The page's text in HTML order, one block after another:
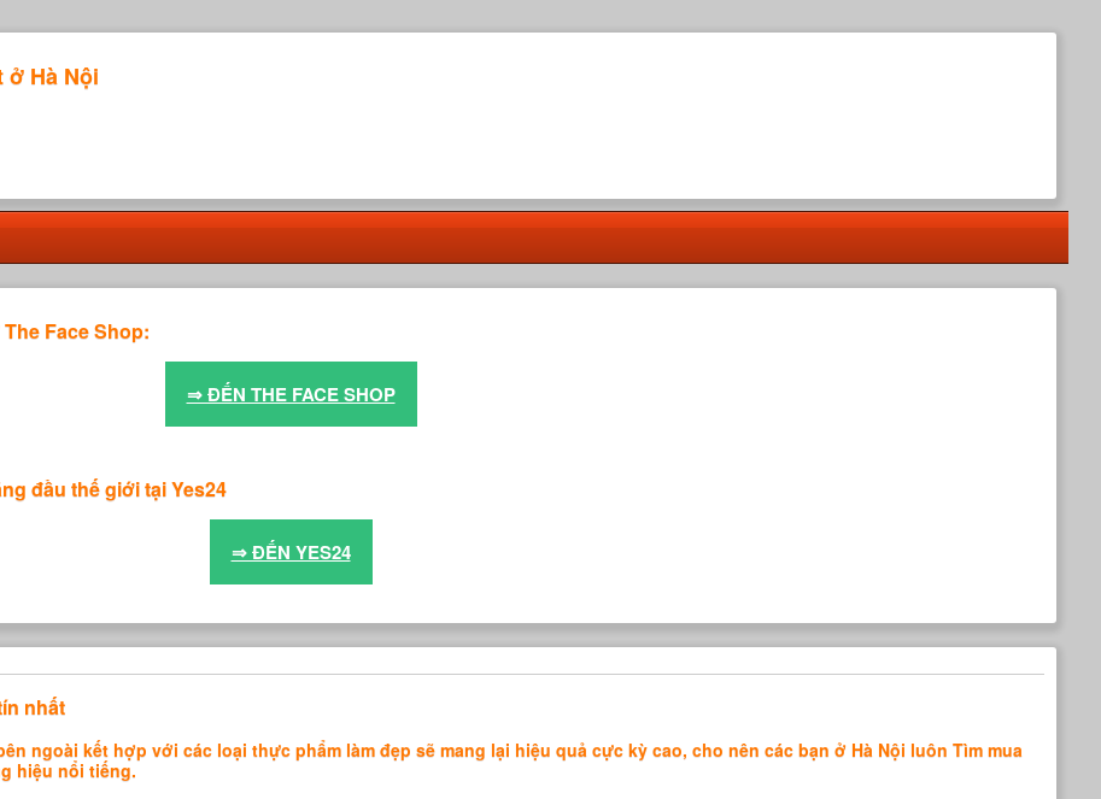
Hà Nội
Face Shop:
⇒ ĐẾN THE FACE SHOP
đầu thế giới tại Yes24
⇒ ĐẾN YES24
nhất
ngoài kết hợp với các loại thực phẩm làm đẹp sẽ mang lại hiệu quả cực kỳ cao, cho nên các bạn ở Hà Nội luôn Tìm mua
hiệu nổi tiếng.